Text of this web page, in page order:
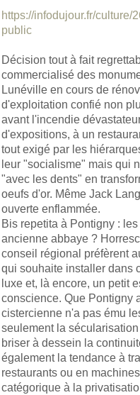
https://infodujour.fr/
public
Décision tout à fait
commercialisé des
Lunéville en cours de
d'exploitation confié non
avant l'incendie
d'expositions, à un
tout exigé par les
leur "socialisme" mais qui
"avec les dents" en
oeufs d'or. Même Jack
ouverte enflammée.
Bis repetita à Pontigny :
ancienne abbaye ?
conseil régional préfèrent
qui souhaite installer dans
luxe et, là encore, un petit
conscience. Que Pontigny
cistercienne n'a pas ému
seulement la
briser à dessein la
également la tendance à
restaurants ou en
catégorique à la